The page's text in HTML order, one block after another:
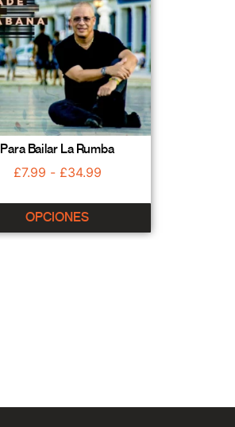
Para Bailar La Rumba
£7.99 - £34.99
OPCIONES